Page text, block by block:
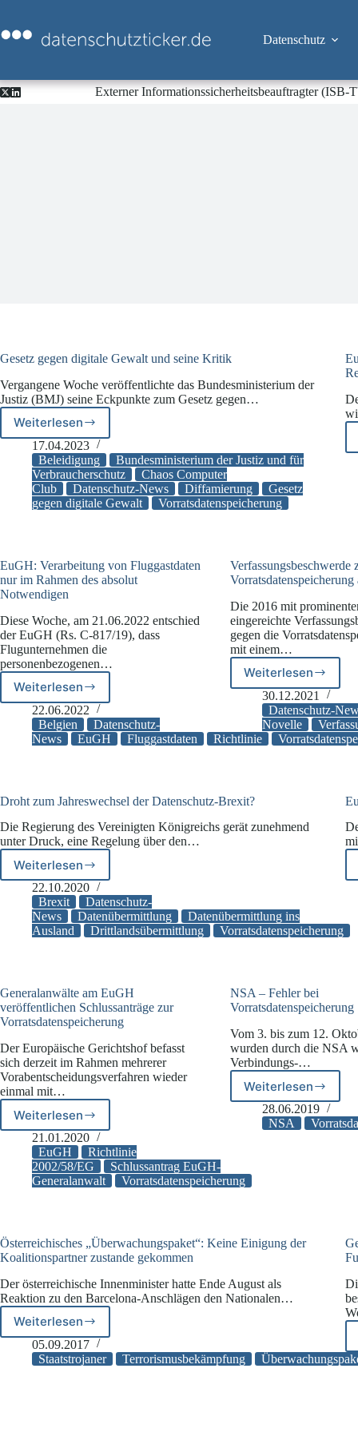
springen
Datenschutz
Externer Informationssicherheitsbeauftragter (ISB-
Gesetz gegen digitale Gewalt und seine Kritik
Vergangene Woche veröffentlichte das Bundesministerium der
Justiz (BMJ) seine Eckpunkte zum Gesetz gegen…
Weiterlesen
Gesetz
gegen
digitale
Gewalt
und
seine
17.04.2023
Beleidigung
Bundesministerium der Justiz und für
Verbraucherschutz
Chaos Computer
Club
Datenschutz-News Diffamierung
Gesetz
gegen digitale Gewalt
Vorratsdatenspeicherung
EuGH: Verarbeitung von Fluggastdaten
nur im Rahmen des absolut
Notwendigen
Diese Woche, am 21.06.2022 entschied
der EuGH (Rs. C-817/19), dass
Flugunternehmen die
personenbezogenen…
Weiterlesen
EuGH:
Verarbeitung
von
Fluggastdaten
des
Notwendigen
22.06.2022
Belgien
Datenschutz-
News
EuGH Fluggastdaten Richtlinie
Verfassungsbeschwerde
Vorratsdatenspeicherung
Die 2016 mit
eingereichte
gegen die
mit einem…
Weiterlesen
zur
angepasst
30.12.2021
Datenschutz-
Novelle
Droht zum Jahreswechsel der Datenschutz-Brexit?
Die Regierung des Vereinigten Königreichs gerät zunehmend
unter Druck, eine Regelung über den…
Weiterlesen
Droht
zum
Jahreswechsel
der
Datenschutz-
22.10.2020
Brexit
Datenschutz-
News
Datenübermittlung
Datenübermittlung ins
Ausland
Drittlandsübermittlung Vorratsdatenspeicherung
Generalanwälte am EuGH
veröffentlichen Schlussanträge zur
Vorratsdatenspeicherung
Der Europäische Gerichtshof befasst
sich derzeit im Rahmen mehrerer
Vorabentscheidungsverfahren wieder
einmal mit…
WeiterlesenGeneralanwälte
am
EuGH
veröffentlichen
Schlussanträge
21.01.2020
EuGH
Richtlinie
2002/58/EG
Schlussantrag EuGH-
Generalanwalt
Vorratsdatenspeicherung
NSA – Fehler bei
Vorratsdatenspeicherung
Vom 3. bis zum 12.
wurden durch die NSA
Verbindungs-…
Weiterlesen
NSA
–
Fehler
28.06.2019
NSA
Österreichisches „Überwachungspaket“: Keine Einigung der
Koalitionspartner zustande gekommen
Der österreichische Innenminister hatte Ende August als
Reaktion zu den Barcelona-Anschlägen den Nationalen…
WeiterlesenÖsterreichisches
„Überwachungspaket“:
Keine
05.09.2017
Staatstrojaner
Terrorismusbekämpfung